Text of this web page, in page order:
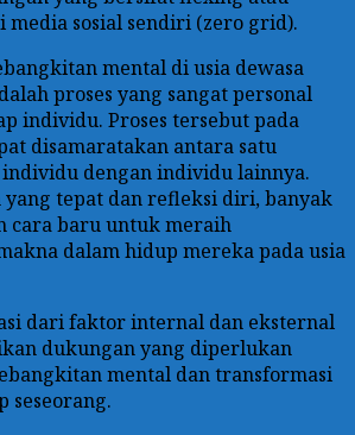
media sosial sendiri (zero grid).
mental di usia dewasa
proses yang sangat personal
individu. Proses tersebut pada
disamaratakan antara satu
individu dengan individu lainnya.
yang tepat dan refleksi diri, banyak
cara baru untuk meraih
dalam hidup mereka pada usia
dari faktor internal dan eksternal
dukungan yang diperlukan
mental dan transformasi
seseorang.